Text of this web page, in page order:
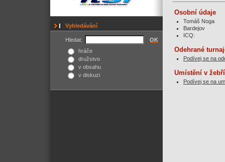
Vyhledávání
Hledat:
OK
hráče
družstvo
v obsahu
v diskuzi
Osobní údaje
Tomáš Noga
Bardejov
ICQ:
Odehrané
Podívej se na
Umístění v
Podívej se na